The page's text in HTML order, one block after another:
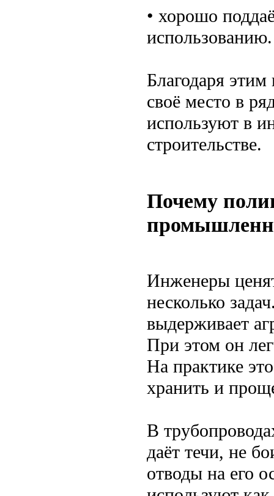
• хорошо
использованию.
Благодаря
своё место в
используют в
строительстве.
Почему
Инженеры
несколько
выдерживает
При этом он
На практике
хранить и
В
даёт течи, не
отводы на его